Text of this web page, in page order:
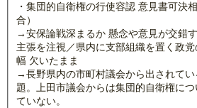
・集団的自衛権の行使容認 意見書可決
合）
→安保論戦深まるか 懸念や意見が交錯
主張を注視／県内に支部組織を置く政
幅 欠いたまま
→長野県内の市町村議会から出されて
題。上田市議会からは集団的自衛権に
ていない。